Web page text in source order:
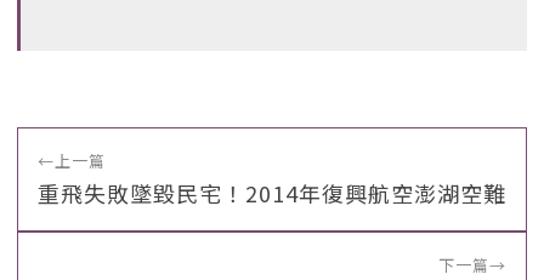
←上一篇
重飛失敗墜毀民宅！2014年復興航空澎湖空難
下一篇→